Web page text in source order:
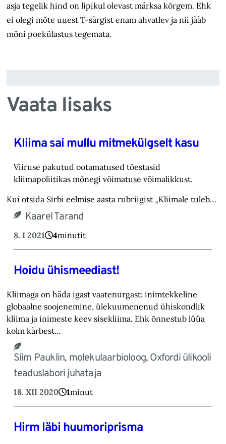
asja tegelik hind on lipikul olevast märksa kõrgem. Ehk
ei olegi mõte uuest T-särgist enam ahvatlev ja nii jääb
mõni poe­külastus tegemata.
Vaata lisaks
Kliima sai mullu mitmekülgselt kasu
Viiruse pakutud ootamatused tõestasid
kliimapoliitikas mõnegi võimatuse võimalikkust.
Kui otsida Sirbi eelmise aasta rubriigist „Kliimale tuleb…
Kaarel Tarand
8. I 2021 4minutit
Hoidu ühismeediast!
Kliimaga on häda igast vaatenurgast: inimtekkeline
globaalne soojenemine, ülekuumenenud ühiskondlik
kliima ja inimeste keev sisekliima. Ehk õnnestub lüüa
kolm kärbest…
Siim Pauklin, molekulaarbioloog, Oxfordi ülikooli
teaduslabori juhataja
18. XII 2020 1minut
Hirm läbi huumoriprisma